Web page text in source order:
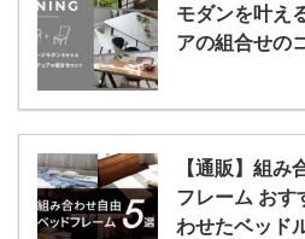
モダンを叶え
アの組合せの
【通販】組み
フレーム お
わせたベッド